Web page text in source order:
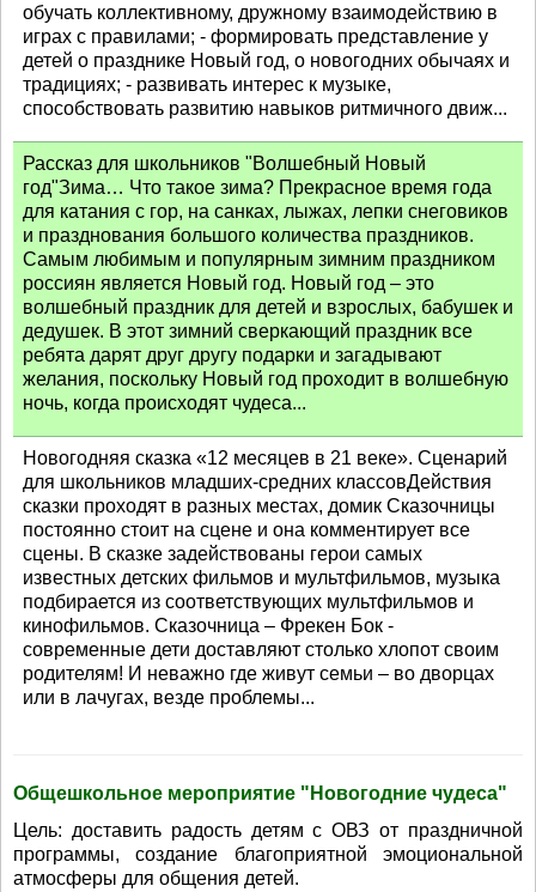
обучать коллективному, дружному взаимодействию в
играх с правилами; - формировать представление у
детей о празднике Новый год, о новогодних обычаях и
традициях; - развивать интерес к музыке,
способствовать развитию навыков ритмичного движ...
Рассказ для школьников "Волшебный Новый
год"Зима… Что такое зима? Прекрасное время года
для катания с гор, на санках, лыжах, лепки снеговиков
и празднования большого количества праздников.
Самым любимым и популярным зимним праздником
россиян является Новый год. Новый год – это
волшебный праздник для детей и взрослых, бабушек и
дедушек. В этот зимний сверкающий праздник все
ребята дарят друг другу подарки и загадывают
желания, поскольку Новый год проходит в волшебную
ночь, когда происходят чудеса...
Новогодняя сказка «12 месяцев в 21 веке». Сценарий
для школьников младших-средних классовДействия
сказки проходят в разных местах, домик Сказочницы
постоянно стоит на сцене и она комментирует все
сцены. В сказке задействованы герои самых
известных детских фильмов и мультфильмов, музыка
подбирается из соответствующих мультфильмов и
кинофильмов. Сказочница – Фрекен Бок -
современные дети доставляют столько хлопот своим
родителям! И неважно где живут семьи – во дворцах
или в лачугах, везде проблемы...
Общешкольное мероприятие "Новогодние чудеса"
Цель: доставить радость детям с ОВЗ от праздничной
программы, создание благоприятной эмоциональной
атмосферы для общения детей.